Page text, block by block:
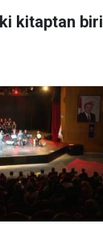
kitaptan biri